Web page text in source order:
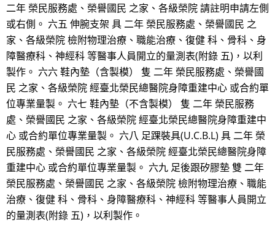
二年 榮民服務處、榮譽國民 之家、各級榮院 請註明申請左側
或右側。 六五 伸腕支架 具 二年 榮民服務處、榮譽國民 之
家、各級榮院 檢附物理治療、職能治療、復健 科、骨科、身
障醫療科、神經科 等醫事人員開立的量測表(附錄 五)，以利
製作。 六六 鞋內墊（含製模） 隻 二年 榮民服務處、榮譽國
民 之家、各級榮院 經臺北榮民總醫院身障重建中心 或合約單
位專業量製。 六七 鞋內墊（不含製模） 隻 二年 榮民服務
處、榮譽國民 之家、各級榮院 經臺北榮民總醫院身障重建中
心 或合約單位專業量製。 六八 足踝裝具(U.C.B.L) 具 二年 榮
民服務處、榮譽國民 之家、各級榮院 經臺北榮民總醫院身障
重建中心 或合約單位專業量製。 六九 足後跟矽膠墊 雙 二年
榮民服務處、榮譽國民 之家、各級榮院 檢附物理治療、職能
治療、復健 科、骨科、身障醫療科、神經科 等醫事人員開立
的量測表(附錄 五)，以利製作。